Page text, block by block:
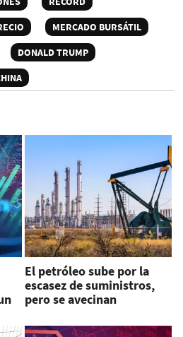
MERCADO BURSÁTIL
DONALD TRUMP
El petróleo sube por la
escasez de suministros,
pero se avecinan
arancelarias